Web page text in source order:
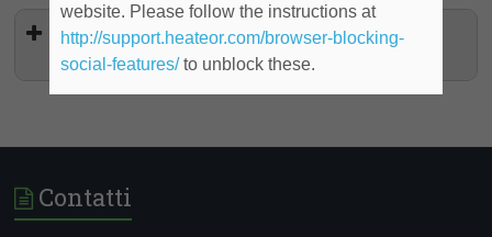
ICT Consultant - Stage finalizzato
all'assunzione
Contatti
website. Please follow the instructions at
http://support.heateor.com/browser-blocking-
social-features/to unblock these.